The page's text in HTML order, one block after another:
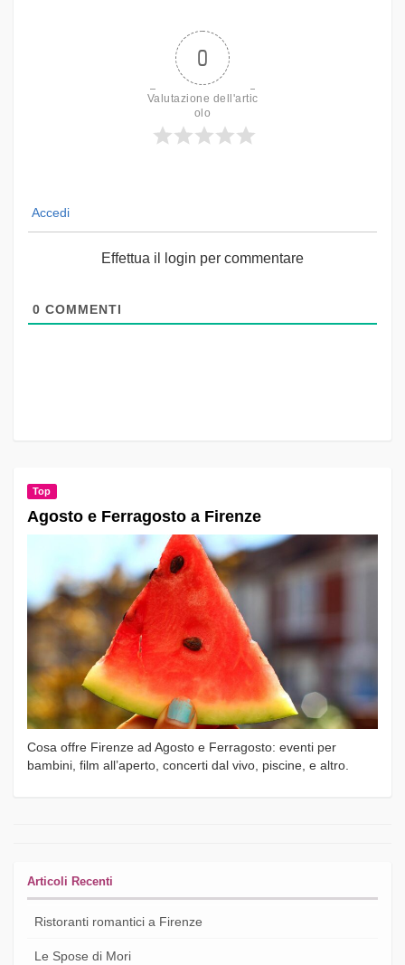
0
Valutazione dell'artic
olo
Accedi
Effettua il login per commentare
0 COMMENTI
Top
Agosto e Ferragosto a Firenze
Cosa offre Firenze ad Agosto e Ferragosto: eventi per
bambini, film all’aperto, concerti dal vivo, piscine, e altro.
Articoli Recenti
Ristoranti romantici a Firenze
Le Spose di Mori